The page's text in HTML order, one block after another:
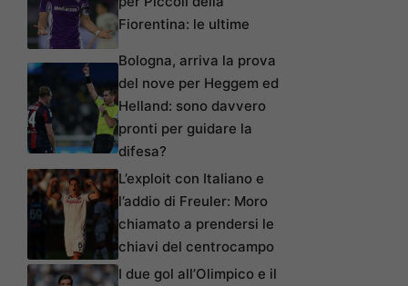
Fiorentina: le ultime
Bologna, arriva la prova
del nove per Heggem ed
Helland: sono davvero
pronti per guidare la
difesa?
L’exploit con Italiano e
l’addio di Freuler: Moro
chiamato a prendersi le
chiavi del centrocampo
I due gol all’Olimpico e il